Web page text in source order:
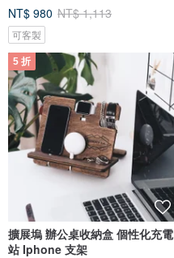
NT$ 980 NT$ 1,113
可客製
5 折
擴展塢 辦公桌收納盒 個性化充電
站 Iphone 支架